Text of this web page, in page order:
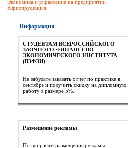
Экономика и управление на предприятии
Юриспруденция
Информация
СТУДЕНТАМ ВСЕРОССИЙСКОГО
ЗАОЧНОГО ФИНАНСОВО -
ЭКОНОМИЧЕСКОГО ИНСТИТУТА
(ВЗФЭИ)
Не забудьте заказать отчет по практике в
сентябре и получить скидку на дипломную
работу в размере 5%.
Размещение рекламы
По вопросам размещения рекламы